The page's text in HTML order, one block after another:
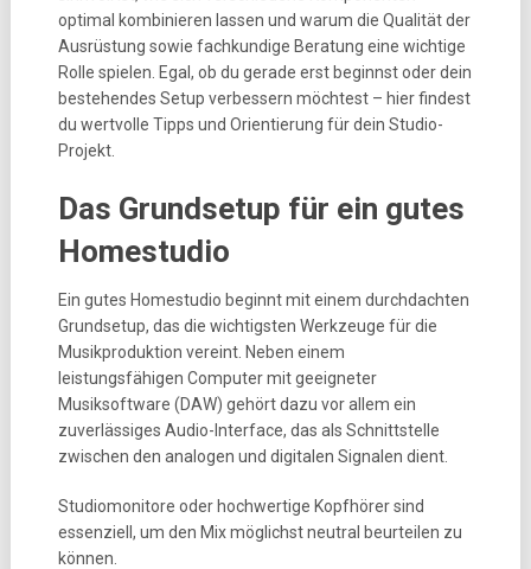
optimal kombinieren lassen und warum die Qualität der
Ausrüstung sowie fachkundige Beratung eine wichtige
Rolle spielen. Egal, ob du gerade erst beginnst oder dein
bestehendes Setup verbessern möchtest – hier findest
du wertvolle Tipps und Orientierung für dein Studio-
Projekt.
Das Grundsetup für ein gutes
Homestudio
Ein gutes Homestudio beginnt mit einem durchdachten
Grundsetup, das die wichtigsten Werkzeuge für die
Musikproduktion vereint. Neben einem
leistungsfähigen Computer mit geeigneter
Musiksoftware (DAW) gehört dazu vor allem ein
zuverlässiges Audio-Interface, das als Schnittstelle
zwischen den analogen und digitalen Signalen dient.
Studiomonitore oder hochwertige Kopfhörer sind
essenziell, um den Mix möglichst neutral beurteilen zu
können.